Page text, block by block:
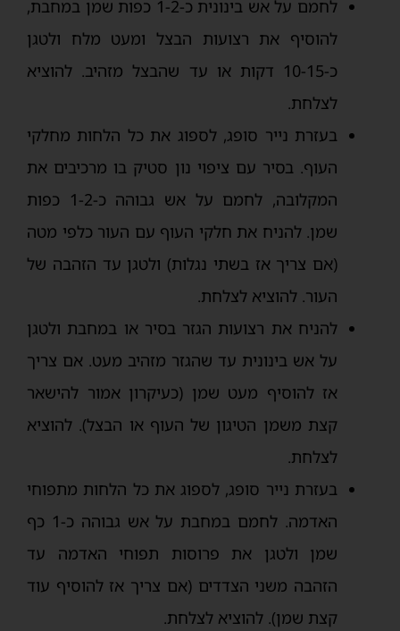
לחמם על אש בינונית כ-1-2 כפות שמן במחבת,
להוסיף את רצועות הבצל ומעט מלח ולטגן
כ-10-15 דקות או עד שהבצל מזהיב. להוציא
לצלחת.
בעזרת נייר סופג, לספוג את כל הלחות מחלקי
העוף. בסיר עם ציפוי נון סטיק בו מרכיבים את
המקלובה, לחמם על אש גבוהה כ-1-2 כפות
שמן. להניח את חלקי העוף עם העור כלפי מטה
(אם צריך אז בשתי נגלות) ולטגן עד הזהבה של
העור. להוציא לצלחת.
להניח את רצועות הגזר בסיר או במחבת ולטגן
על אש בינונית עד שהגזר מזהיב מעט. אם צריך
אז להוסיף מעט שמן (כעיקרון אמור להישאר
קצת משמן הטיגון של העוף או הבצל). להוציא
לצלחת.
בעזרת נייר סופג, לספוג את כל הלחות מתפוחי
האדמה. לחמם במחבת על אש גבוהה כ-1 כף
שמן ולטגן את פרוסות תפוחי האדמה עד
הזהבה משני הצדדים (אם צריך אז להוסיף עוד
קצת שמן). להוציא לצלחת.